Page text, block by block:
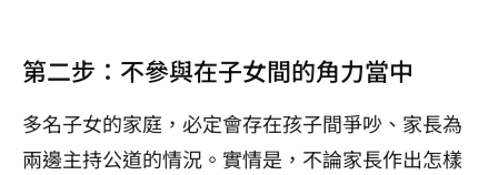
第二步：不參與在子女間的角力當中
多名子女的家庭，必定會存在孩子間爭吵、家長為
兩邊主持公道的情況。實情是，不論家長作出怎樣